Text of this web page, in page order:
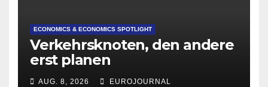
ECONOMICS & ECONOMICS SPOTLIGHT
Verkehrsknoten, den andere
erst planen
AUG. 8, 2026 EUROJOURNAL